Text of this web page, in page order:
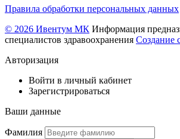
Правила обработки персональных данных
© 2026 Ивентум МК Информация
специалистов здравоохранения Создание
Авторизация
Войти в личный кабинет
Зарегистрироваться
Ваши данные
Фамилия